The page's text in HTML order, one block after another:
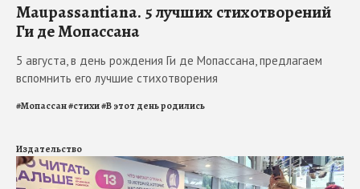
Maupassantiana. 5 лучших стихотворений
Ги де Мопассана
5 августа, в день рождения Ги де Мопассана, предлагаем
вспомнить его лучшие стихотворения
#Мопассан#стихи#В этот день родились
Издательство